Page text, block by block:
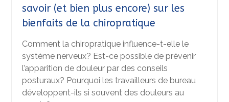
savoir (et bien plus encore) sur les
bienfaits de la chiropratique
Comment la chiropratique influence-t-elle le
système nerveux? Est-ce possible de prévenir
l’apparition de douleur par des conseils
posturaux? Pourquoi les travailleurs de bureau
développent-ils si souvent des douleurs au